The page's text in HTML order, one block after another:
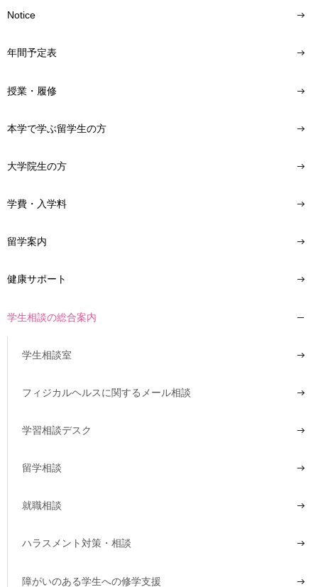
Notice
年間予定表
授業・履修
本学で学ぶ留学生の方
大学院生の方
学費・入学料
留学案内
健康サポート
学生相談の総合案内
学生相談室
フィジカルヘルスに関するメール相談
学習相談デスク
留学相談
就職相談
ハラスメント対策・相談
障がいのある学生への修学支援